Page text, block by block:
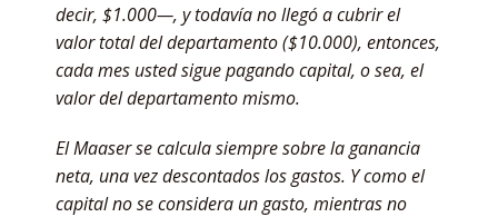
decir, $1.000—, y todavía no llegó a cubrir el
valor total del departamento ($10.000), entonces,
cada mes usted sigue pagando capital, o sea, el
valor del departamento mismo.
El Maaser se calcula siempre sobre la ganancia
neta, una vez descontados los gastos. Y como el
capital no se considera un gasto, mientras no